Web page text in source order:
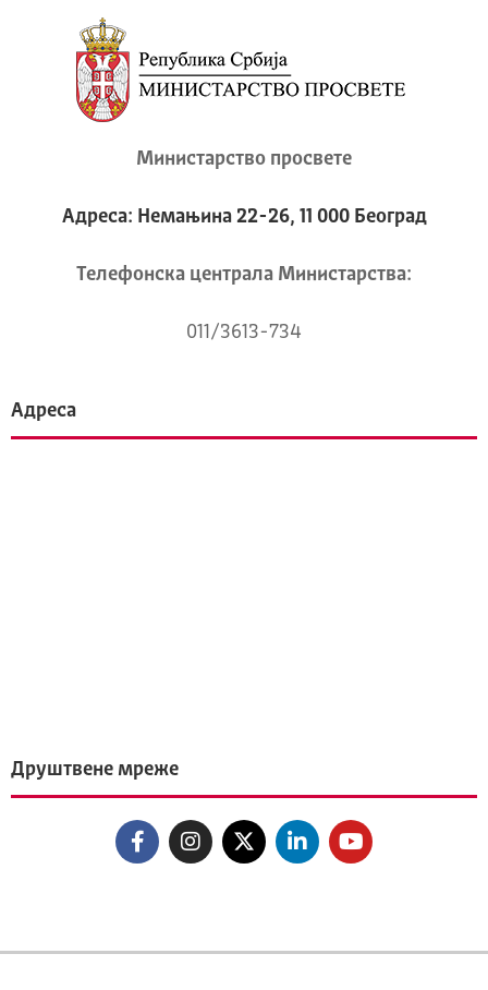
Министарство просвете
Адреса: Немањина 22-26, 11 000 Београд
Телeфонска централа Mинистарства:
011/3613-734
Адреса
Друштвене мреже